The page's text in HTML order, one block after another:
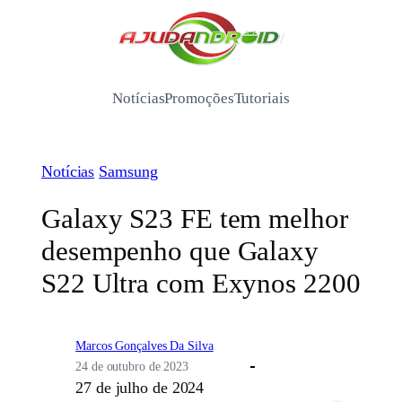
/
NotíciasPromoçõesTutoriais
Notícias Samsung
Galaxy S23 FE tem melhor
desempenho que Galaxy
S22 Ultra com Exynos 2200
Marcos Gonçalves Da Silva
24 de outubro de 2023
27 de julho de 2024